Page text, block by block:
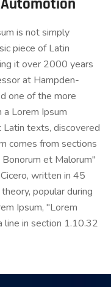
is not simply
piece of Latin
it over 2000 years
at Hampden-
one of the more
a Lorem Ipsum
Latin texts, discovered
comes from sections
et Malorum"
written in 45
popular during
Ipsum, "Lorem
line in section 1.10.32